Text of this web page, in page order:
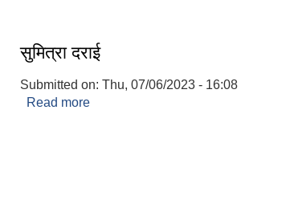
सुमित्रा दराई
Submitted on: Thu, 07/06/2023 - 16:08
Read more